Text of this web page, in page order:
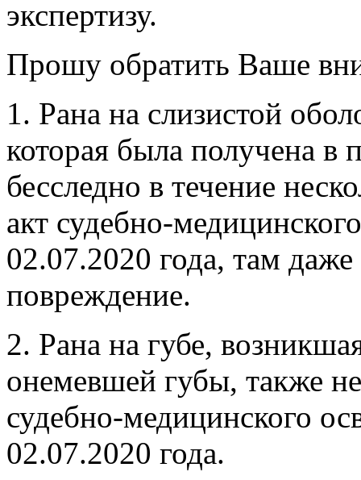
экспертизу.
Прошу обратить Ваше
1. Рана на слизистой
которая была получена в
бесследно в течение
акт судебно-
02.07.2020 года, там даже
повреждение.
2. Рана на губе,
онемевшей губы, также не
судебно-медицинского
02.07.2020 года.